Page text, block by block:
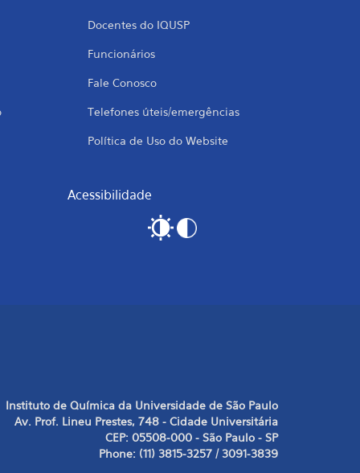
Docentes do IQUSP
Funcionários
Fale Conosco
Telefones úteis/emergências
Política de Uso do Website
Acessibilidade
Instituto de Química da Universidade de São Paulo
Av. Prof. Lineu Prestes, 748 - Cidade Universitária
CEP: 05508-000 - São Paulo - SP
Phone: (11) 3815-3257 / 3091-3839